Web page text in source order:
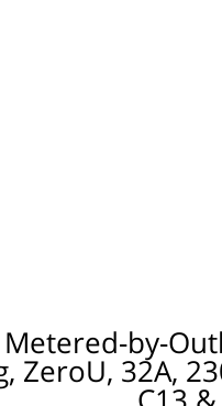
Metered-by-
ZeroU, 32A,